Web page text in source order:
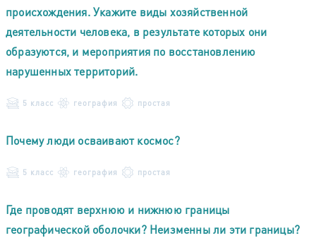
происхождения. Укажите виды хозяйственной
деятельности человека, в результате которых они
образуются, и мероприятия по восстановлению
нарушенных территорий.
5 класс география простая
Почему люди осваивают космос?
5 класс география простая
Где проводят верхнюю и нижнюю границы
географической оболочки? Неизменны ли эти границы?